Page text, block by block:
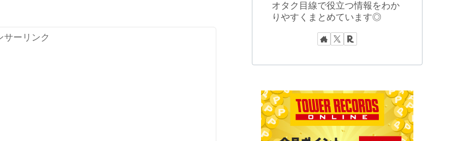
サーリンク
オタク目線で役立つ情報をわか
りやすくまとめています◎